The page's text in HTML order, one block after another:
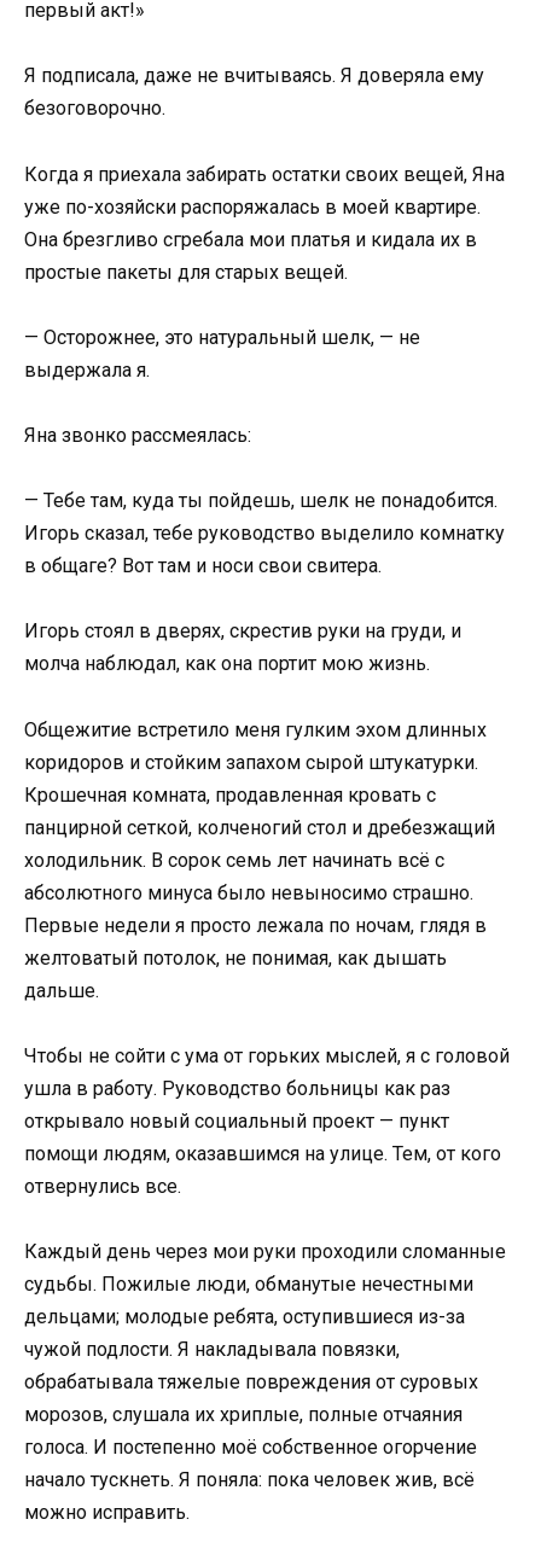
первый акт!»
Я подписала, даже не вчитываясь. Я доверяла ему
безоговорочно.
Когда я приехала забирать остатки своих вещей, Яна
уже по-хозяйски распоряжалась в моей квартире.
Она брезгливо сгребала мои платья и кидала их в
простые пакеты для старых вещей.
— Осторожнее, это натуральный шелк, — не
выдержала я.
Яна звонко рассмеялась:
— Тебе там, куда ты пойдешь, шелк не понадобится.
Игорь сказал, тебе руководство выделило комнатку
в общаге? Вот там и носи свои свитера.
Игорь стоял в дверях, скрестив руки на груди, и
молча наблюдал, как она портит мою жизнь.
Общежитие встретило меня гулким эхом длинных
коридоров и стойким запахом сырой штукатурки.
Крошечная комната, продавленная кровать с
панцирной сеткой, колченогий стол и дребезжащий
холодильник. В сорок семь лет начинать всё с
абсолютного минуса было невыносимо страшно.
Первые недели я просто лежала по ночам, глядя в
желтоватый потолок, не понимая, как дышать
дальше.
Чтобы не сойти с ума от горьких мыслей, я с головой
ушла в работу. Руководство больницы как раз
открывало новый социальный проект — пункт
помощи людям, оказавшимся на улице. Тем, от кого
отвернулись все.
Каждый день через мои руки проходили сломанные
судьбы. Пожилые люди, обманутые нечестными
дельцами; молодые ребята, оступившиеся из-за
чужой подлости. Я накладывала повязки,
обрабатывала тяжелые повреждения от суровых
морозов, слушала их хриплые, полные отчаяния
голоса. И постепенно моё собственное огорчение
начало тускнеть. Я поняла: пока человек жив, всё
можно исправить.